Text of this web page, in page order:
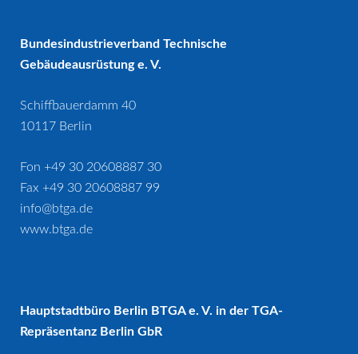
Bundesindustrieverband Technische
Gebäudeausrüstung e. V.
Schiffbauerdamm 40
10117 Berlin
Fon +49 30 20608887 30
Fax +49 30 20608887 99
info@btga.de
www.btga.de
Hauptstadtbüro Berlin BTGA e. V. in der TGA-
Repräsentanz Berlin GbR